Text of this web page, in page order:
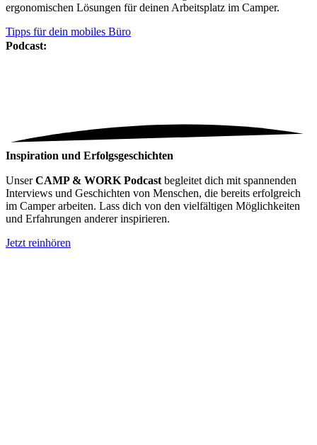
ergonomischen Lösungen für deinen Arbeitsplatz im Camper.
Tipps für dein mobiles Büro
Podcast:
Inspiration und Erfolgsgeschichten
UnserCAMP & WORK Podcast begleitet dich mit spannenden
Interviews und Geschichten von Menschen, die bereits erfolgreich
im Camper arbeiten. Lass dich von den vielfältigen Möglichkeiten
und Erfahrungen anderer inspirieren.
Jetzt reinhören